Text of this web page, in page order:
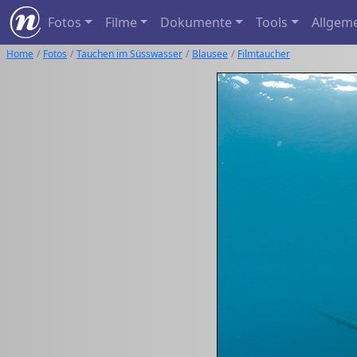
Fotos Filme Dokumente Tools
Home Fotos Tauchen im Süsswasser Blausee Filmtaucher